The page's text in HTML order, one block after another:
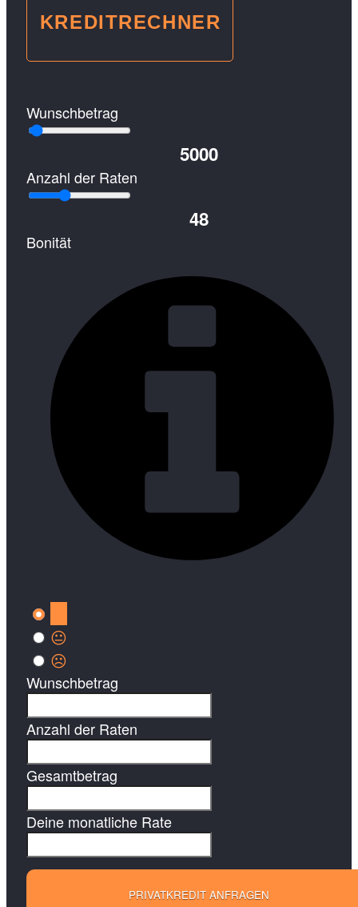
KREDITRECHNER
Wunschbetrag
5000
Anzahl der Raten
48
Bonität
😐
☹️
Wunschbetrag
Anzahl der Raten
Gesamtbetrag
Deine monatliche Rate
PRIVATKREDIT ANFRAGEN